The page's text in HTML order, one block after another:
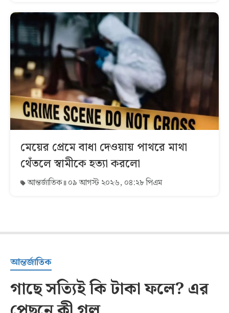
মেয়ের প্রেমে বাধা দেওয়ায় পাথরে মাথা
থেঁতলে স্বামীকে হত্যা করলো
আন্তর্জাতিক ০৯ আগস্ট ২০২৬, ০৪:২৮ পিএম
আন্তর্জাতিক
গাছে সত্যিই কি টাকা ফলে? এর